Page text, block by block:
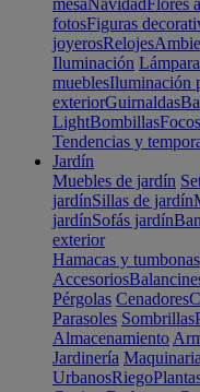
mesaNavidadFlores
fotosFiguras
joyerosRelojes
Iluminación
mueblesIluminación
exteriorGuirnaldas
LightBombillasFocos
Tendencias y
Jardín
Muebles de jardín
jardínSillas de jardín
jardínSofás jardín
exterior
Hamacas y tumbonas
Accesorios
Pérgolas Cenadores
Parasoles Sombrillas
Almacenamiento
Jardinería Maquinaria
UrbanosRiego